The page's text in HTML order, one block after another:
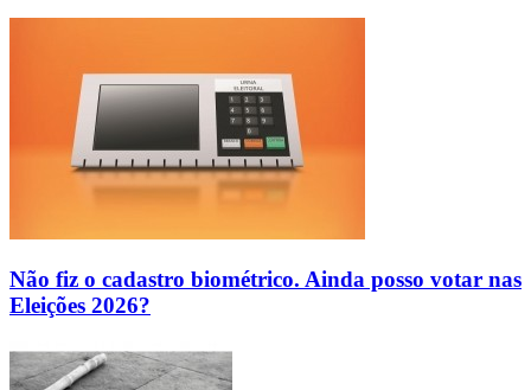
Não fiz o cadastro biométrico. Ainda posso votar nas
Eleições 2026?